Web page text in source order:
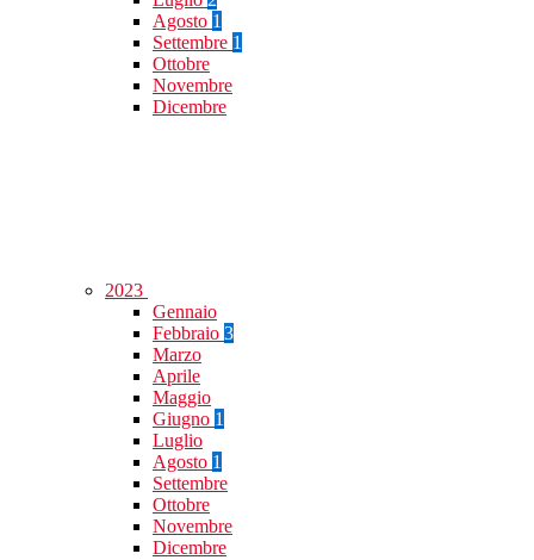
Agosto 1
Settembre 1
Ottobre
Novembre
Dicembre
2023
Gennaio
Febbraio 3
Marzo
Aprile
Maggio
Giugno 1
Luglio
Agosto 1
Settembre
Ottobre
Novembre
Dicembre